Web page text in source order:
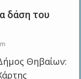
δάση του
Θηβαίων: